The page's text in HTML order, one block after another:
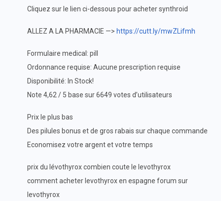
Cliquez sur le lien ci-dessous pour acheter synthroid
ALLEZ A LA PHARMACIE —> https://cutt.ly/mwZLifmh
Formulaire medical: pill
Ordonnance requise: Aucune prescription requise
Disponibilité: In Stock!
Note 4,62 / 5 base sur 6649 votes d’utilisateurs
Prix le plus bas
Des pilules bonus et de gros rabais sur chaque commande
Economisez votre argent et votre temps
prix du lévothyrox combien coute le levothyrox
comment acheter levothyrox en espagne forum sur
levothyrox